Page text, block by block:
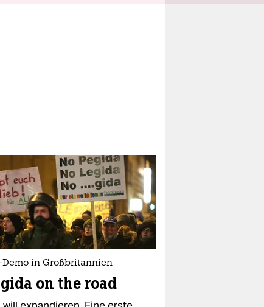
Demo in Großbritannien
on the road